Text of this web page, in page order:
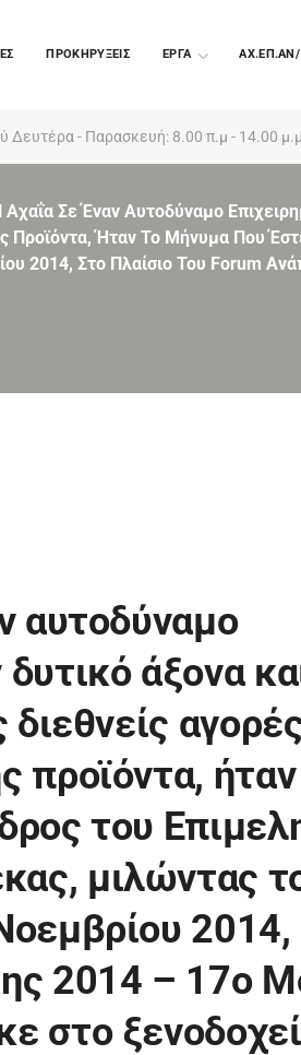
ΠΡΟΚΗΡΥΞΕΙΣ EΡΓΑ ΑΧ.ΕΠ.ΑΝ/
Δευτέρα - Παρασκευή: 8.00 π.μ - 14.00 μ.μ
Σε Έναν Αυτοδύναμο
Προϊόντα, Ήταν Το Μήνυμα Που
2014, Στο Πλαίσιο Του Fοrum
αυτοδύναμο
άξονα
διεθνείς
προϊόντα,
του
μιλώντας
2014,
2014 – 17o
στο